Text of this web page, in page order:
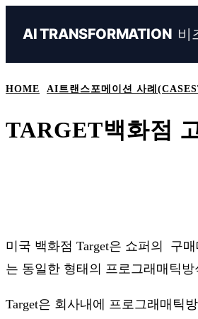
AI TRANSFORMATION 비
HOME AI트랜스포메이션 사례
TARGET백화점
미국 백화점 Target은 쇼퍼의 구
는 동일한 형태의 프로그래매틱
Target은 회사내에 프로그래매틱